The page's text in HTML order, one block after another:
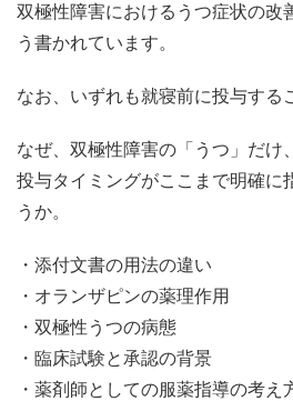
双極性障害におけるうつ症状の改
う書かれています。
なお、いずれも就寝前に投与す
なぜ、双極性障害の「うつ」だけ、
投与タイミングがここまで明確に
うか。
・添付文書の用法の違い
・オランザピンの薬理作用
・双極性うつの病態
・臨床試験と承認の背景
・薬剤師としての服薬指導の考え